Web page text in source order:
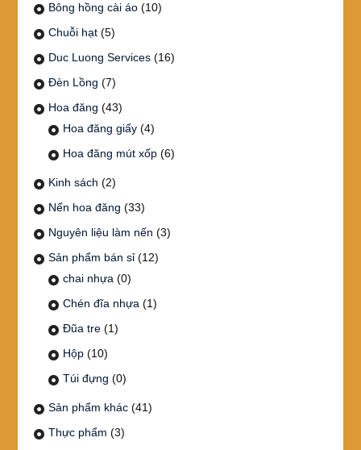
Bông hồng cài áo (10)
Chuỗi hạt (5)
Duc Luong Services (16)
Đèn Lồng (7)
Hoa đăng (43)
Hoa đăng giấy (4)
Hoa đăng mút xốp (6)
Kinh sách (2)
Nến hoa đăng (33)
Nguyên liệu làm nến (3)
Sản phẩm bán sỉ (12)
chai nhựa (0)
Chén đĩa nhựa (1)
Đũa tre (1)
Hộp (10)
Túi đựng (0)
Sản phẩm khác (41)
Thực phẩm (3)